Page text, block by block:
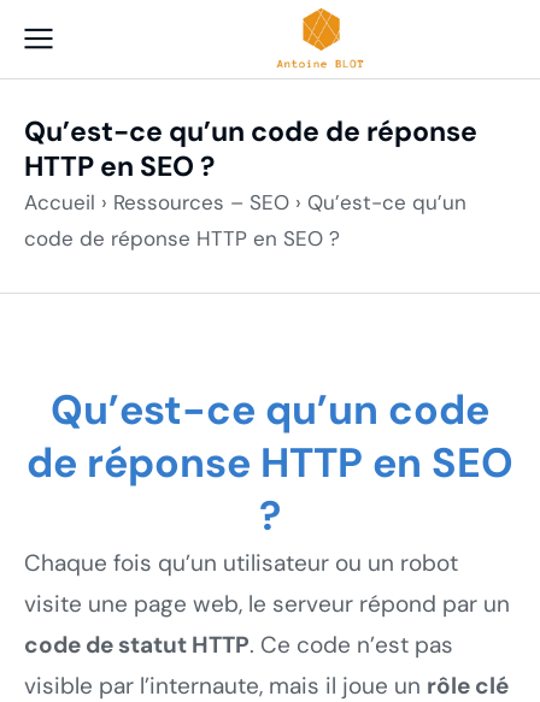
Qu’est-ce qu’un code de réponse
HTTP en SEO ?
Accueil › Ressources – SEO › Qu’est-ce qu’un
code de réponse HTTP en SEO ?
Qu’est-ce qu’un code
de réponse HTTP en SEO
?
Chaque fois qu’un utilisateur ou un robot
visite une page web, le serveur répond par un
code de statut HTTP. Ce code n’est pas
visible par l’internaute, mais il joue un rôle clé